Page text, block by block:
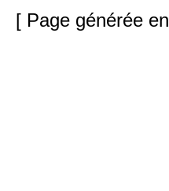
[ Page générée en